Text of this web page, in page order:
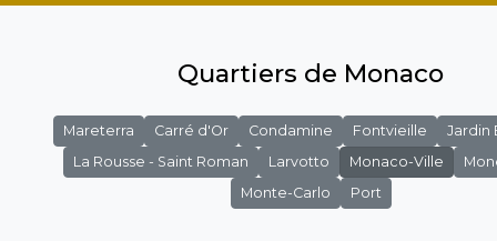
Quartiers de Monaco
Mareterra Carré d'Or Condamine Fontvieille
Jardin
La Rousse - Saint Roman
Larvotto Monaco-Ville
Monte-Carlo
Port